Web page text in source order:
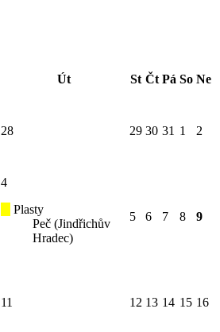
Út St Čt Pá So Ne
28 29 30 31 1 2
4
Plasty
Peč (Jindřichův
Hradec)
5 6 7 8 9
11 12 13 14 15 16